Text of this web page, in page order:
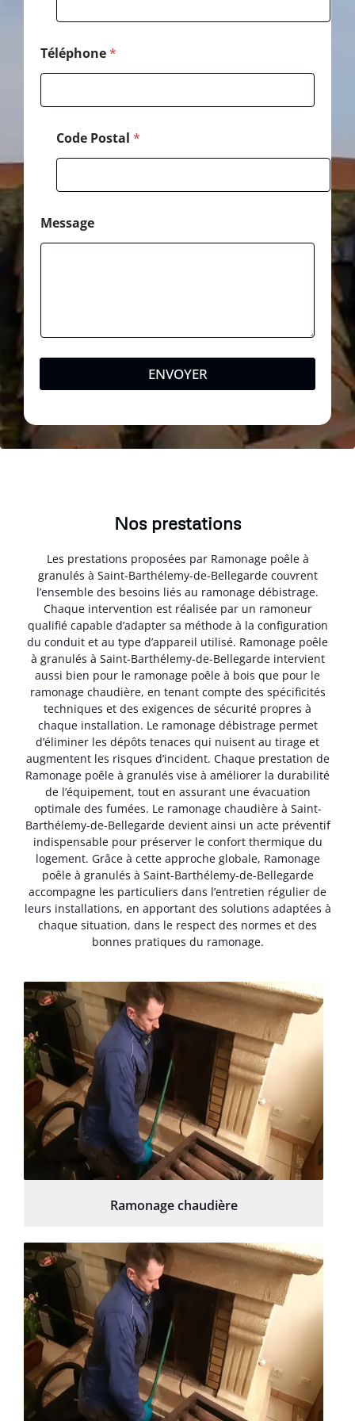
Téléphone*
Code Postal *
Message
ENVOYER
Nos prestations
Les prestations proposées par Ramonage poêle à
granulés à Saint-Barthélemy-de-Bellegarde couvrent
l’ensemble des besoins liés au ramonage débistrage.
Chaque intervention est réalisée par un ramoneur
qualifié capable d’adapter sa méthode à la configuration
du conduit et au type d’appareil utilisé. Ramonage poêle
à granulés à Saint-Barthélemy-de-Bellegarde intervient
aussi bien pour le ramonage poêle à bois que pour le
ramonage chaudière, en tenant compte des spécificités
techniques et des exigences de sécurité propres à
chaque installation. Le ramonage débistrage permet
d’éliminer les dépôts tenaces qui nuisent au tirage et
augmentent les risques d’incident. Chaque prestation de
Ramonage poêle à granulés vise à améliorer la durabilité
de l’équipement, tout en assurant une évacuation
optimale des fumées. Le ramonage chaudière à Saint-
Barthélemy-de-Bellegarde devient ainsi un acte préventif
indispensable pour préserver le confort thermique du
logement. Grâce à cette approche globale, Ramonage
poêle à granulés à Saint-Barthélemy-de-Bellegarde
accompagne les particuliers dans l’entretien régulier de
leurs installations, en apportant des solutions adaptées à
chaque situation, dans le respect des normes et des
bonnes pratiques du ramonage.
Ramonage chaudière